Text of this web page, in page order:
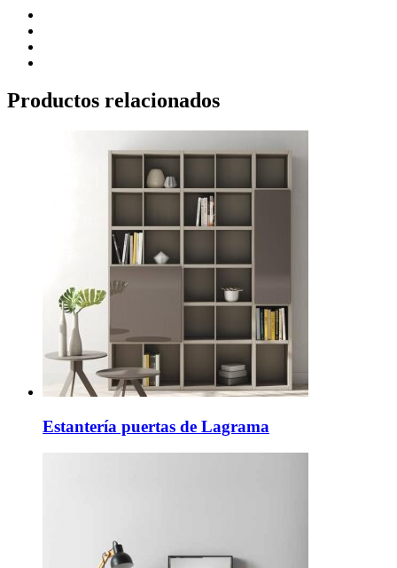
Productos relacionados
Estantería puertas de Lagrama